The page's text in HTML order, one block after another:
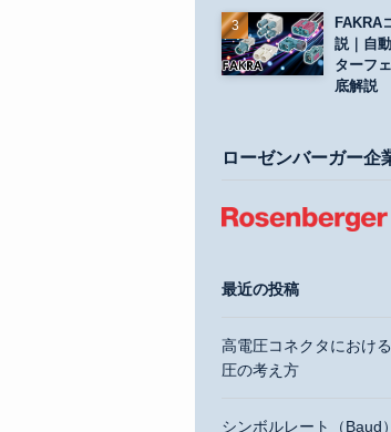
FAKRA
説｜自
ターフ
底解説
ローゼンバーガー企
最近の投稿
高電圧コネクタにおけ
圧の考え方
シンボルレート（Baud